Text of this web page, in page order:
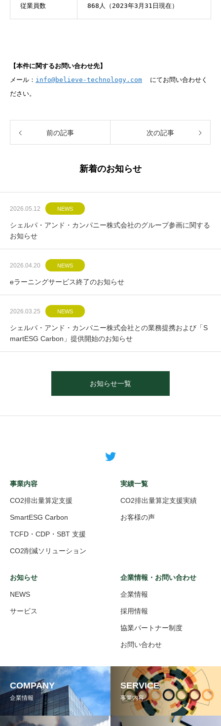
従業員数 868人（2023年3月31日現在）
【本件に関するお問い合わせ先】
メール： info@believe-technology.com にてお問い合わせく
ださい。
前の記事 次の記事
新着のお知らせ
2026.05.12 NEWS
シェルパ・アンド・カンパニー株式会社のグループ参画に関する
お知らせ
2026.04.20 NEWS
eラーニングサービス終了のお知らせ
2026.03.25 NEWS
シェルパ・アンド・カンパニー株式会社との業務提携および「S
martESG Carbon」提供開始のお知らせ
お知らせ一覧
事業内容
CO2排出量算定支援
SmartESG Carbon
TCFD・CDP・SBT 支援
CO2削減ソリューション
実績一覧
CO2排出量算定支援実績
お客様の声
お知らせ
NEWS
サービス
企業情報・お問い合わせ
企業情報
採用情報
協業パートナー制度
お問い合わせ
COMPANY
企業情報
SERVICE
事業内容